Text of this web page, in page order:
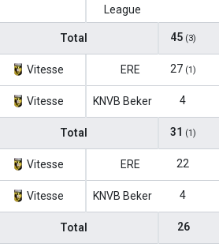
League
Total 45 (3)
Vitesse ERE 27 (1)
Vitesse KNVB Beker 4
Total 31 (1)
Vitesse ERE 22
Vitesse KNVB Beker 4
Total 26